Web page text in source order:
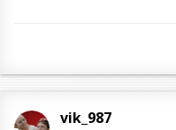
vik_987